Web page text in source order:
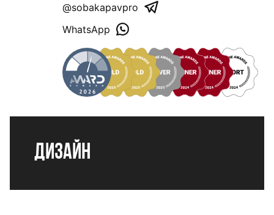
@sobakapavpro
WhatsApp
Дизайн